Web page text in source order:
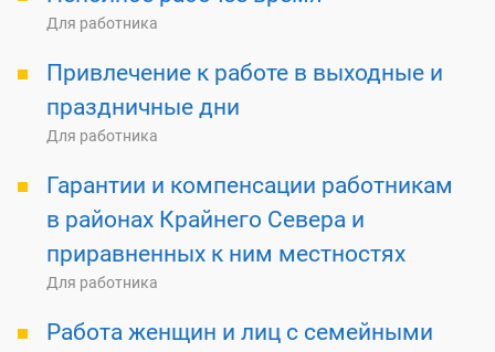
Для работника
Привлечение к работе в выходные и
праздничные дни
Для работника
Гарантии и компенсации работникам
в районах Крайнего Севера и
приравненных к ним местностях
Для работника
Работа женщин и лиц с семейными